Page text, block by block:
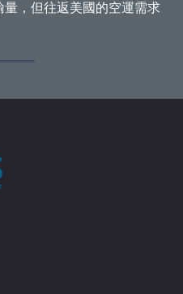
，但往返美國的空運需求